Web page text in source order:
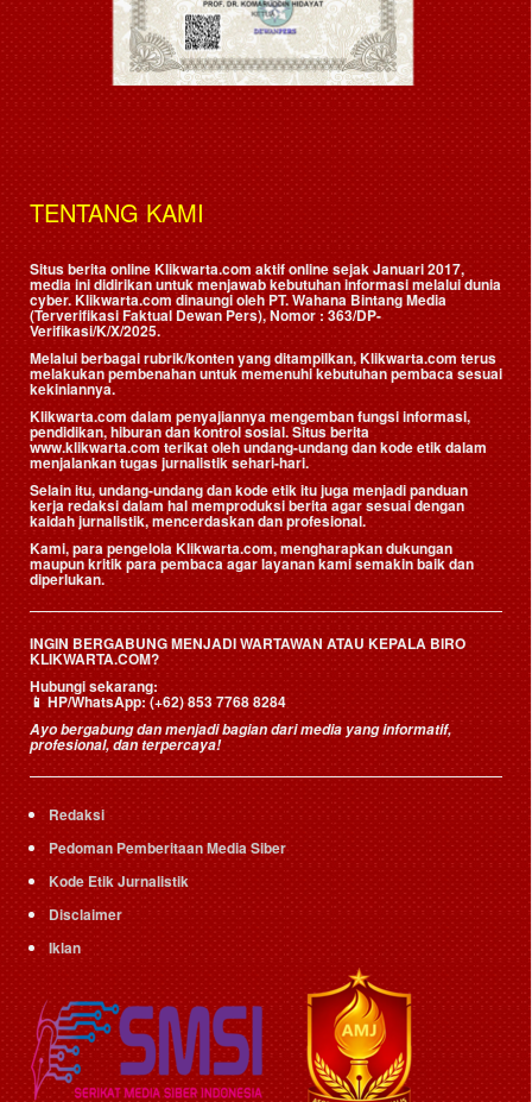
TENTANG KAMI
Situs berita online Klikwarta.com aktif online sejak Januari 2017,
media ini didirikan untuk menjawab kebutuhan informasi melalui dunia
cyber. Klikwarta.com dinaungi oleh PT. Wahana Bintang Media
(Terverifikasi Faktual Dewan Pers), Nomor : 363/DP-
Verifikasi/K/X/2025.
Melalui berbagai rubrik/konten yang ditampilkan, Klikwarta.com terus
melakukan pembenahan untuk memenuhi kebutuhan pembaca sesuai
kekiniannya.
Klikwarta.com dalam penyajiannya mengemban fungsi informasi,
pendidikan, hiburan dan kontrol sosial. Situs berita
www.klikwarta.com terikat oleh undang-undang dan kode etik dalam
menjalankan tugas jurnalistik sehari-hari.
Selain itu, undang-undang dan kode etik itu juga menjadi panduan
kerja redaksi dalam hal memproduksi berita agar sesuai dengan
kaidah jurnalistik, mencerdaskan dan profesional.
Kami, para pengelola Klikwarta.com, mengharapkan dukungan
maupun kritik para pembaca agar layanan kami semakin baik dan
diperlukan.
INGIN BERGABUNG MENJADI WARTAWAN ATAU KEPALA BIRO
KLIKWARTA.COM?
Hubungi sekarang:
📱HP/WhatsApp:(+62) 853 7768 8284
Ayo bergabung dan menjadi bagian dari media yang informatif,
profesional, dan terpercaya!
Redaksi
Pedoman Pemberitaan Media Siber
Kode Etik Jurnalistik
Disclaimer
Iklan